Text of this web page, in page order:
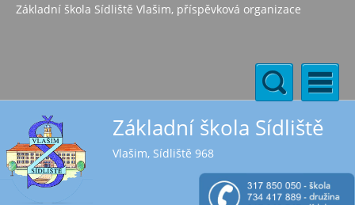
Základní škola Sídliště Vlašim, příspěvková organizace
Základní škola Sídliště
Vlašim, Sídliště 968